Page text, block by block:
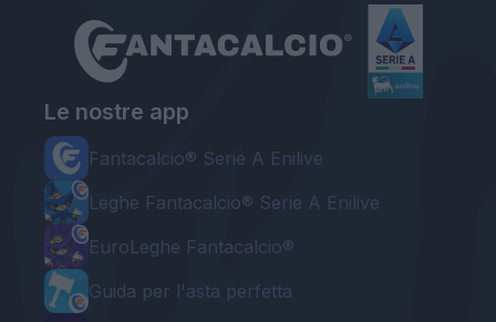
Le nostre app
Fantacalcio® Serie A Enilive
Leghe Fantacalcio® Serie A Enilive
EuroLeghe Fantacalcio®
Guida per l'asta perfetta